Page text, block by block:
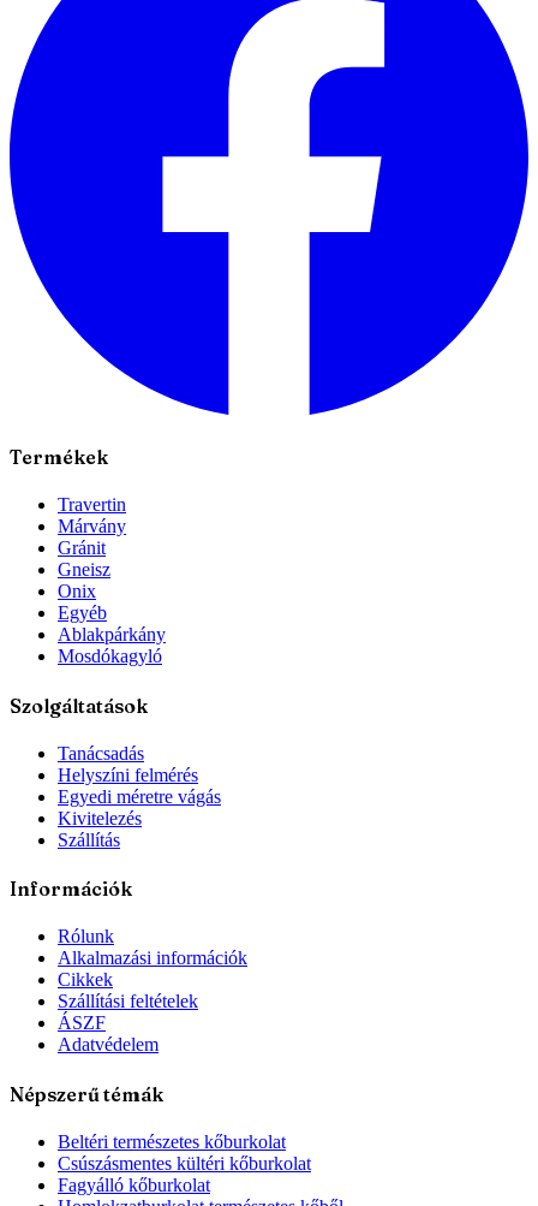
Termékek
Travertin
Márvány
Gránit
Gneisz
Onix
Egyéb
Ablakpárkány
Mosdókagyló
Szolgáltatások
Tanácsadás
Helyszíni felmérés
Egyedi méretre vágás
Kivitelezés
Szállítás
Információk
Rólunk
Alkalmazási információk
Cikkek
Szállítási feltételek
ÁSZF
Adatvédelem
Népszerű témák
Beltéri természetes kőburkolat
Csúszásmentes kültéri kőburkolat
Fagyálló kőburkolat